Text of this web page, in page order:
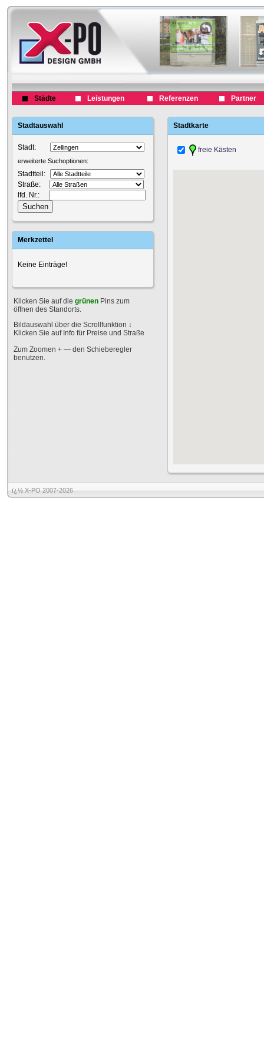
Städte Leistungen Referenzen Partner
Stadtauswahl
Stadt:
erweiterte Suchoptionen:
Stadtteil:
Straße:
lfd. Nr.:
Merkzettel
Keine Einträge!
Klicken Sie auf die grünen Pins zum
öffnen des Standorts.
Bildauswahl über die Scrollfunktion ↓
Klicken Sie auf Info für Preise und Straße
Zum Zoomen + — den Schieberegler
benutzen.
Stadtkarte
freie Kästen
ï¿½ X-PO 2007-2026